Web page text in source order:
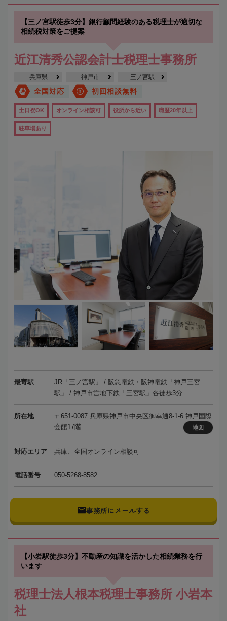
【三ノ宮駅徒歩3分】銀行顧問経験のある税理士が適切な
相続税対策をご提案
近江清秀公認会計士税理士事務所
兵庫県 神戸市 三ノ宮駅
全国対応 初回相談無料
土日祝OK オンライン相談可 役所から近い 職歴20年以上
駐車場あり
最寄駅
JR「三ノ宮駅」 / 阪急電鉄・阪神電鉄「神戸三宮
駅」 / 神戸市営地下鉄「三宮駅」各徒歩3分
所在地
〒651-0087 兵庫県神戸市中央区御幸通8-1-6 神戸国際
会館17階
地図
対応エリア 兵庫、全国オンライン相談可
電話番号 050-5268-8582
事務所にメールする
【小岩駅徒歩3分】不動産の知識を活かした相続業務を行
います
税理士法人根本税理士事務所 小岩本
社